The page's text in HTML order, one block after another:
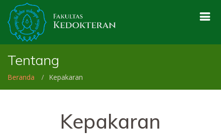
Tentang
Beranda Kepakaran
Kepakaran